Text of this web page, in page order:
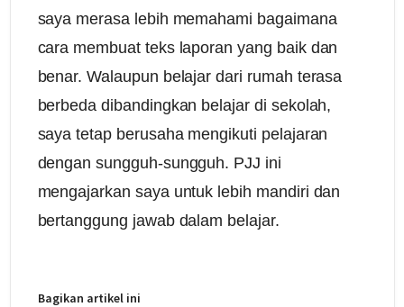
saya merasa lebih memahami bagaimana
cara membuat teks laporan yang baik dan
benar. Walaupun belajar dari rumah terasa
berbeda dibandingkan belajar di sekolah,
saya tetap berusaha mengikuti pelajaran
dengan sungguh-sungguh. PJJ ini
mengajarkan saya untuk lebih mandiri dan
bertanggung jawab dalam belajar.
Bagikan artikel ini